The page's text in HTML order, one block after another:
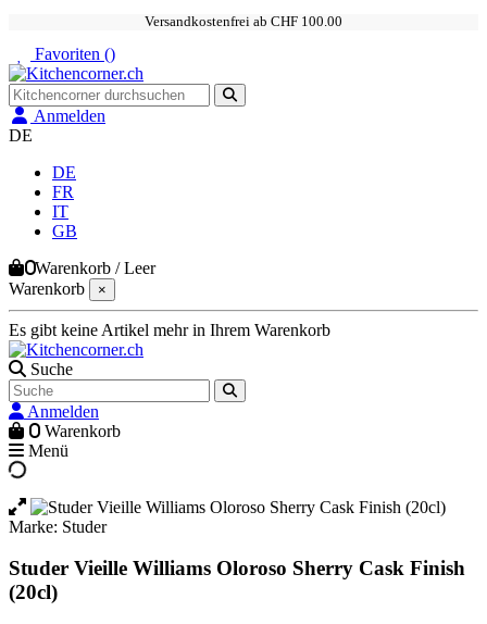
Versandkostenfrei ab CHF 100.00
Favoriten ()
Anmelden
DE
DE
FR
IT
GB
0Warenkorb /Leer
Warenkorb
×
Es gibt keine Artikel mehr in Ihrem Warenkorb
Suche
Anmelden
0 Warenkorb
Menü
Marke: Studer
Studer Vieille Williams Oloroso Sherry Cask Finish
(20cl)